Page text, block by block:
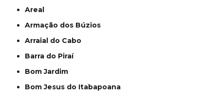
Areal
Armação dos Búzios
Arraial do Cabo
Barra do Piraí
Bom Jardim
Bom Jesus do Itabapoana